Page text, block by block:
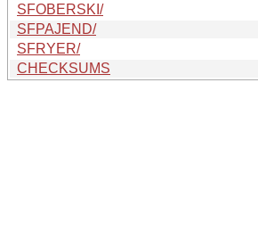
SFOBERSKI/
SFPAJEND/
SFRYER/
CHECKSUMS